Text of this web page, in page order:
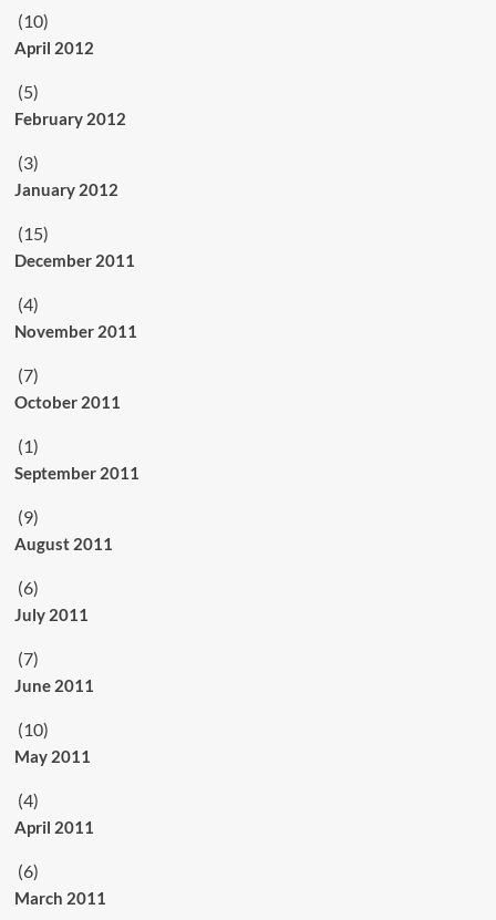
(10)
April 2012
(5)
February 2012
(3)
January 2012
(15)
December 2011
(4)
November 2011
(7)
October 2011
(1)
September 2011
(9)
August 2011
(6)
July 2011
(7)
June 2011
(10)
May 2011
(4)
April 2011
(6)
March 2011